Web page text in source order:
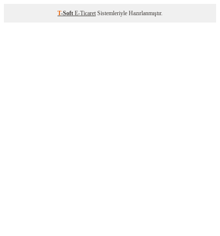
T-Soft E-Ticaret Sistemleriyle Hazırlanmıştır.